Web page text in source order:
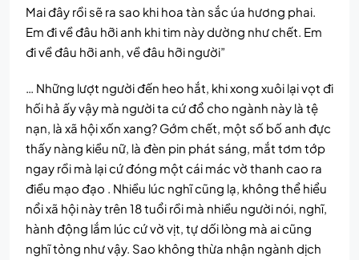
Mai đây rồi sẽ ra sao khi hoa tàn sắc úa hương phai.
Em đi về đâu hỡi anh khi tim này dường như chết. Em
đi về đâu hỡi anh, về đâu hỡi người”
… Những lượt người đến heo hắt, khi xong xuôi lại vọt đi
hối hả ấy vậy mà người ta cứ đổ cho ngành này là tệ
nạn, là xã hội xốn xang? Gớm chết, một số bố anh đực
thấy nàng kiều nữ, là đèn pin phát sáng, mắt tơm tớp
ngay rồi mà lại cứ đóng một cái mác vờ thanh cao ra
điều mạo đạo . Nhiều lúc nghĩ cũng lạ, không thể hiểu
nổi xã hội này trên 18 tuổi rồi mà nhiều người nói, nghĩ,
hành động lắm lúc cứ vờ vịt, tự dối lòng mà ai cũng
nghĩ tỏng như vậy. Sao không thừa nhận ngành dịch